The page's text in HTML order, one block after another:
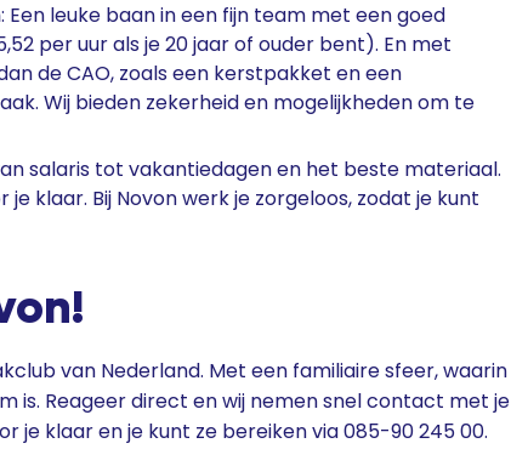
: Een leuke baan in een fijn team met een goed
per uur als je 20 jaar of ouder bent). En met
de CAO, zoals een kerstpakket en een
Wij bieden zekerheid en mogelijkheden om te
salaris tot vakantiedagen en het beste materiaal.
klaar. Bij Novon werk je zorgeloos, zodat je kunt
van Nederland. Met een familiaire sfeer, waarin
is. Reageer direct en wij nemen snel contact met je
je klaar en je kunt ze bereiken via 085-90 245 00.